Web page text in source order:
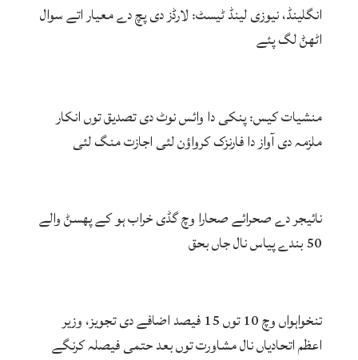
انگلینڈ، نیوزی لینڈ ٹیسٹ: لارڈز دی پچ دے معیار اتے سوال
اٹھݨ لگ پئے
منشیات کیس: پنکی دا وائس نوٹ دی تصدیق توں انکار
ملزمہ دی آواز دا فارنزک کرواؤن لئی اجازت منگ لئی
نائیجر دے صحرائے صحارا وچ گڈی خراب ہو کے پھسݨ والے
50 بندے پیاس نال جاں بحق
تنخواہواں وچ 10 توں 15 فیصد اضافے دی تجویز، وزیر
اعظم اتحادیاں نال مشاورت توں بعد حتمی فیصلہ کرنگے